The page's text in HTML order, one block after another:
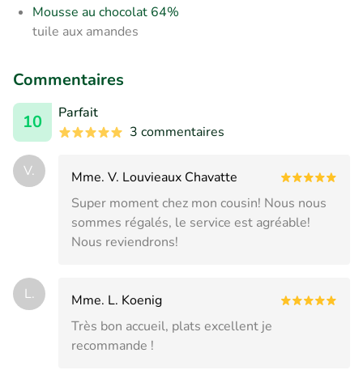
Mousse au chocolat 64%
tuile aux amandes
Commentaires
10
Parfait
3 commentaires
V.
Mme. V. Louvieaux Chavatte
Super moment chez mon cousin! Nous nous
sommes régalés, le service est agréable!
Nous reviendrons!
L.
Mme. L. Koenig
Très bon accueil, plats excellent je
recommande !